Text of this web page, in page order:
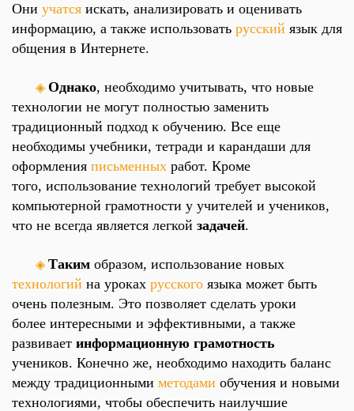
Они учатся искать, анализировать и оценивать
информацию, а также использовать русский язык для
общения в Интернете.
◈ Однако, необходимо учитывать, что новые
технологии не могут полностью заменить
традиционный подход к обучению. Все еще
необходимы учебники, тетради и карандаши для
оформления письменных работ. Кроме
того, использование технологий требует высокой
компьютерной грамотности у учителей и учеников,
что не всегда является легкой задачей.
◈ Таким образом, использование новых
технологий на уроках русского языка может быть
очень полезным. Это позволяет сделать уроки
более интересными и эффективными, а также
развивает информационную грамотность
учеников. Конечно же, необходимо находить баланс
между традиционными методами обучения и новыми
технологиями, чтобы обеспечить наилучшие